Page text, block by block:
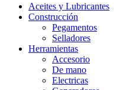
Aceites y Lubricantes
Construcción
Pegamentos
Selladores
Herramientas
Accesorio
De mano
Electricas